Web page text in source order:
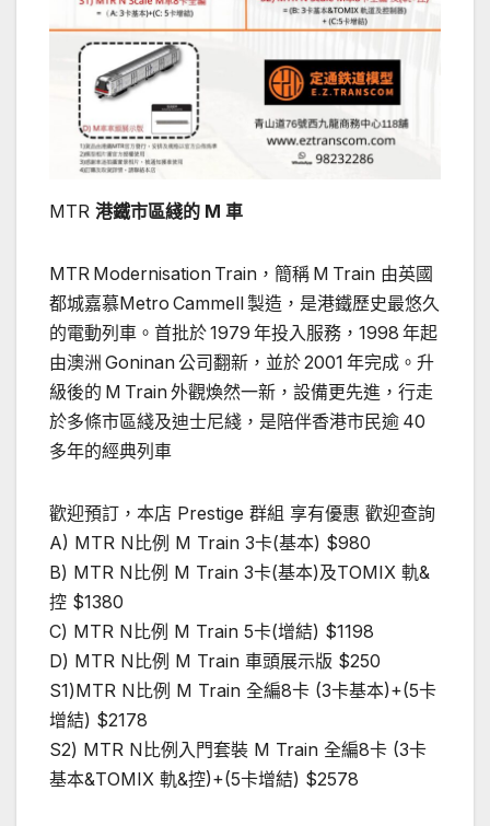
MTR 港鐵市區綫的 M 車
MTR Modernisation Train，簡稱 M Train 由英國
都城嘉慕Metro Cammell 製造，是港鐵歷史最悠久
的電動列車。首批於 1979 年投入服務，1998 年起
由澳洲 Goninan 公司翻新，並於 2001 年完成。升
級後的 M Train 外觀煥然一新，設備更先進，行走
於多條市區綫及迪士尼綫，是陪伴香港市民逾 40
多年的經典列車
歡迎預訂，本店 Prestige 群組 享有優惠 歡迎查詢
A) MTR N比例 M Train 3卡(基本) $980
B) MTR N比例 M Train 3卡(基本)及TOMIX 軌&
控 $1380
C) MTR N比例 M Train 5卡(增結) $1198
D) MTR N比例 M Train 車頭展示版 $250
S1)MTR N比例 M Train 全編8卡 (3卡基本)+(5卡
增結) $2178
S2) MTR N比例入門套裝 M Train 全編8卡 (3卡
基本&TOMIX 軌&控)+(5卡增結) $2578